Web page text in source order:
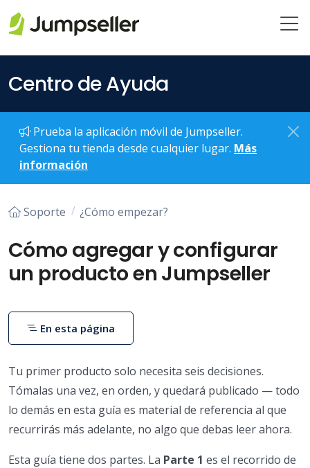
Centro de Ayuda
Prueba la aplicación móvil de Jumpseller.
Gestiona tu tienda desde cualquier lugar. Más
información
Soporte ¿Cómo empezar?
Cómo agregar y configurar
un producto en Jumpseller
Tu primer producto solo necesita seis decisiones.
Tómalas una vez, en orden, y quedará publicado — todo
lo demás en esta guía es material de referencia al que
recurrirás más adelante, no algo que debas leer ahora.
Esta guía tiene dos partes. La Parte 1 es el recorrido de
En esta página